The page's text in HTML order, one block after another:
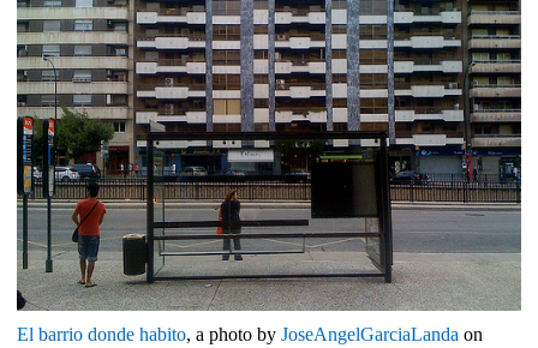
El barrio donde habito, a photo by JoseAngelGarciaLanda on